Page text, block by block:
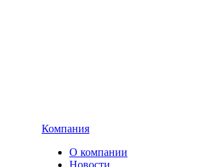
Компания
О компании
Новости